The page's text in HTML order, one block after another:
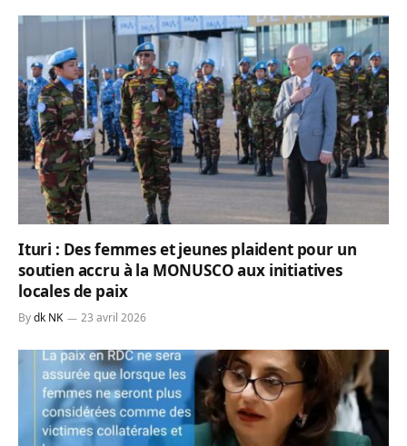
Ituri : Des femmes et jeunes plaident pour un
soutien accru à la MONUSCO aux initiatives
locales de paix
Bydk NK 23 avril 2026